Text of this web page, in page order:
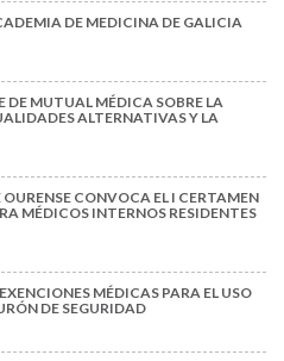
DE MEDICINA DE GALICIA
DE MUTUAL MÉDICA SOBRE LA
ALTERNATIVAS Y LA
CONVOCA EL I CERTAMEN
MÉDICOS INTERNOS RESIDENTES
MÉDICAS PARA EL USO
DE SEGURIDAD